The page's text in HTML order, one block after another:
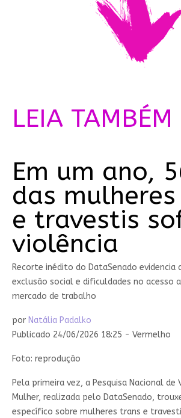
LEIA TAMBÉM
Em um ano,
das
e travestis
violência
Recorte inédito do DataSenado evidencia
exclusão social e dificuldades no acesso
mercado de trabalho
por Natália Padalko
Publicado 24/06/2026 18:25 - Vermelho
Foto: reprodução
Pela primeira vez, a Pesquisa Nacional
Mulher, realizada pelo DataSenado,
específico sobre mulheres trans e